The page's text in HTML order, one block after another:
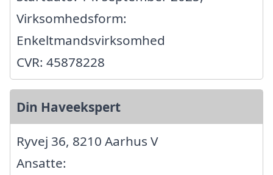
Virksomhedsform:
Enkeltmandsvirksomhed
CVR: 45878228
Din Haveekspert
Ryvej 36, 8210 Aarhus V
Ansatte: